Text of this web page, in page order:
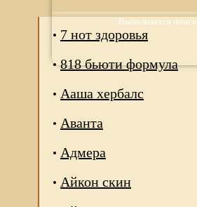
Выполняется поиск
7 нот здоровья
818 бьюти формула
Ааша хербалс
Аванта
Адмера
Айкон скин